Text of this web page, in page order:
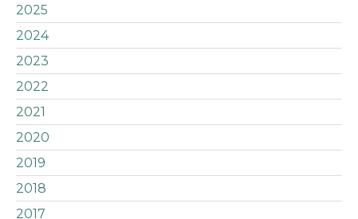
2025
2024
2023
2022
2021
2020
2019
2018
2017